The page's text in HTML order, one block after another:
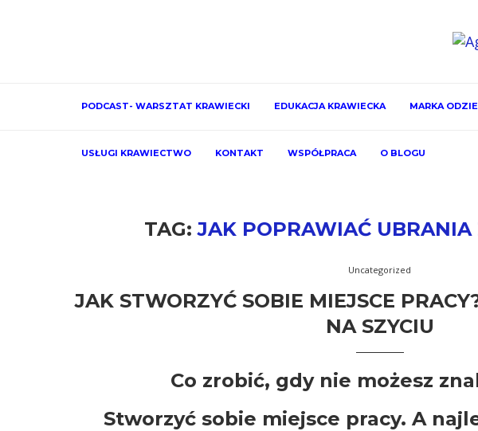
PODCAST- WARSZTAT KRAWIECKI EDUKACJA KRAWIECKA MARKA
USŁUGI KRAWIECTWO KONTAKT WSPÓŁPRACA O BLOGU
TAG:JAK POPRAWIAĆ UBRANIA
Uncategorized
JAK STWORZYĆ SOBIE MIEJSCE
NA SZYCIU
Co zrobić, gdy nie możesz
Stworzyć sobie miejsce pracy. A